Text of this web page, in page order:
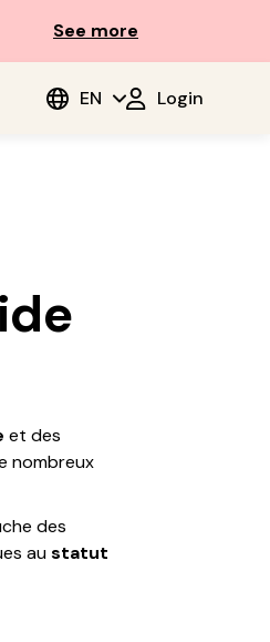
See more
EN Login
et des
nombreux
des
austatut